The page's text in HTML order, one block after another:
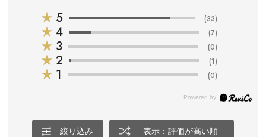
★ 5 (33)
★ 4 (7)
★ 3 (0)
★ 2 (1)
★ 1 (0)
絞り込み 表示：評価が高い順